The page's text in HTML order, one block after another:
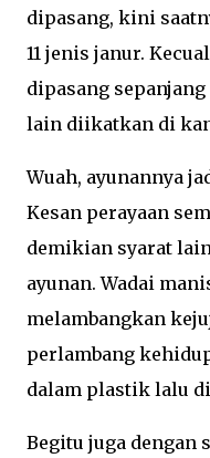
dipasang, kini
11 jenis janur.
dipasang
lain diikatkan di
Wuah, ayunannya
Kesan perayaan
demikian syarat
ayunan. Wadai
melambangkan
perlambang
dalam plastik lalu
Begitu juga dengan